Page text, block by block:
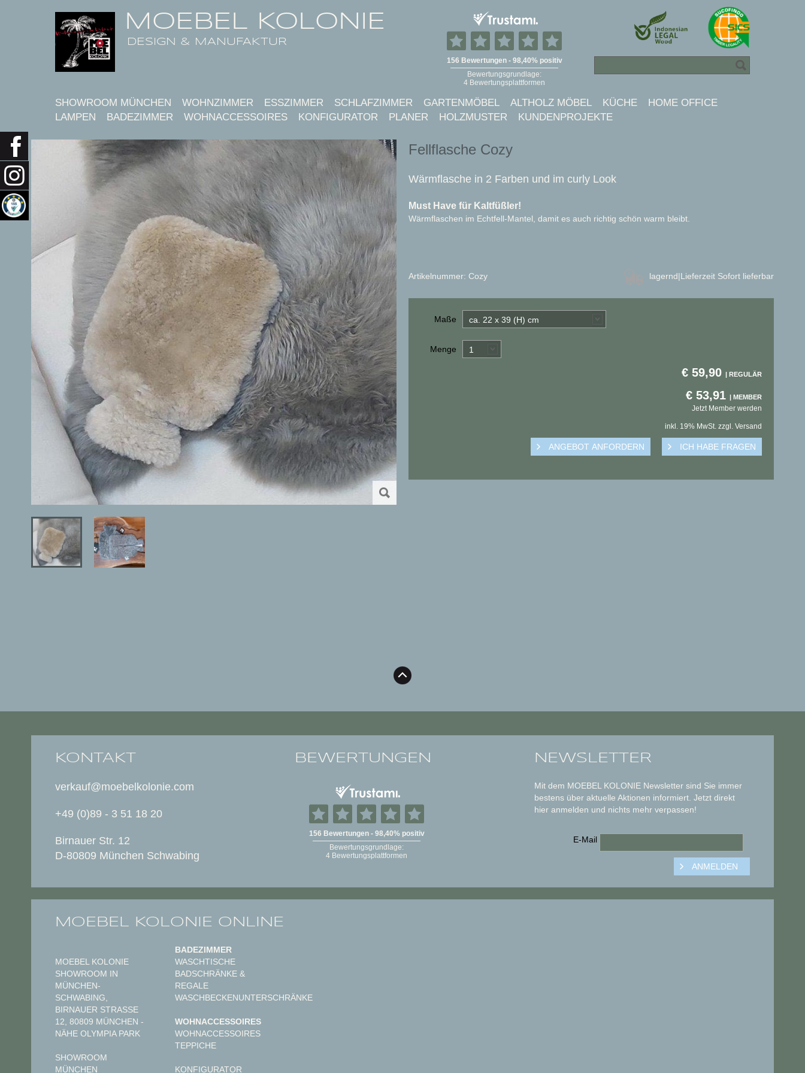
MOEBEL KOLONIE
DESIGN & MANUFAKTUR
SHOWROOM MÜNCHEN WOHNZIMMER ESSZIMMER SCHLAFZIMMER GARTENMÖBEL ALTHOLZ MÖBEL KÜCHE
HOME OFFICE
LAMPEN
BADEZIMMER WOHNACCESSOIRES KONFIGURATOR PLANER HOLZMUSTER KUNDENPROJEKTE
Fellflasche Cozy
Wärmflasche in 2 Farben und im curly Look
Must Have für Kaltfüßler!
Wärmflaschen im Echtfell-Mantel, damit es auch richtig schön warm bleibt.
Artikelnummer: Cozy lagernd|Lieferzeit Sofort lieferbar
Maße ca. 22 x 39 (H) cm
Menge 1
€ 59,90
€ 53,91
Jetzt Member werden
inkl. 19% MwSt. zzgl. Versand
KONTAKT
verkauf@moebelkolonie.com
+49 (0)89 - 3 51 18 20
Birnauer Str. 12
D-80809 München Schwabing
BEWERTUNGEN NEWSLETTER
Mit dem MOEBEL KOLONIE Newsletter sind Sie immer
bestens über aktuelle Aktionen informiert. Jetzt direkt
hier anmelden und nichts mehr verpassen!
E-Mail
MOEBEL KOLONIE ONLINE
MOEBEL KOLONIE
SHOWROOM IN
MÜNCHEN-
SCHWABING,
BIRNAUER STRASSE 1
2, 80809 MÜNCHEN - N
ÄHE OLYMPIA PARK
SHOWROOM
MÜNCHEN
BADEZIMMER
WASCHTISCHE
BADSCHRÄNKE &
REGALE
WASCHBECKENUNTERSCHRÄNKE
WOHNACCESSOIRES
WOHNACCESSOIRES
TEPPICHE
KONFIGURATOR